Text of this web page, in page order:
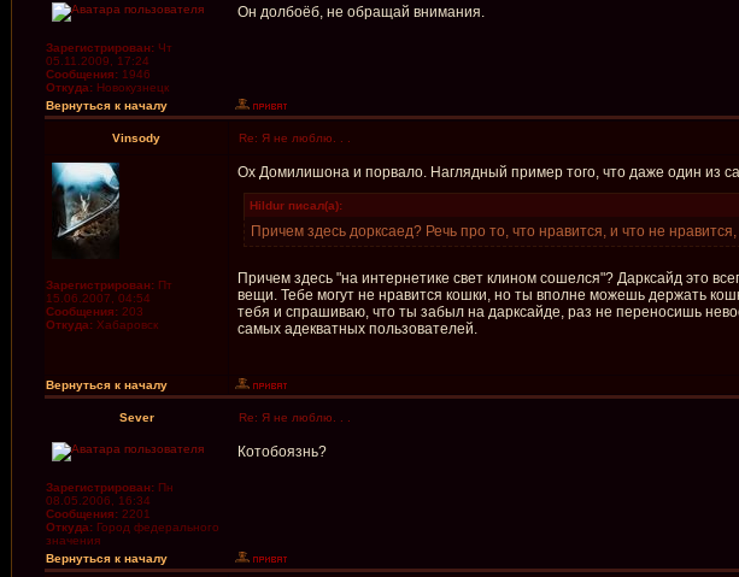
Зарегистрирован: Чт
05.11.2009, 17:24
Сообщения: 1946
Откуда: Новокузнецк
Он долбоёб, не обращай внимания.
Вернуться к началу
Vinsody Re: Я не люблю. . .
Зарегистрирован: Пт
15.06.2007, 04:54
Сообщения: 203
Откуда: Хабаровск
Ох Домилишона и порвало. Наглядный пример того, что даже один из
Hildur писал(а):
Причем здесь дорксаед? Речь про то, что нравится, и что не
Причем здесь "на интернетике свет клином сошелся"? Дарксайд это
вещи. Тебе могут не нравится кошки, но ты вполне можешь держать
тебя и спрашиваю, что ты забыл на дарксайде, раз не переносишь
самых адекватных пользователей.
Вернуться к началу
Sever Re: Я не люблю. . .
Зарегистрирован: Пн
08.05.2006, 16:34
Сообщения: 2201
Откуда: Город федерального
значения
Котобоязнь?
Вернуться к началу